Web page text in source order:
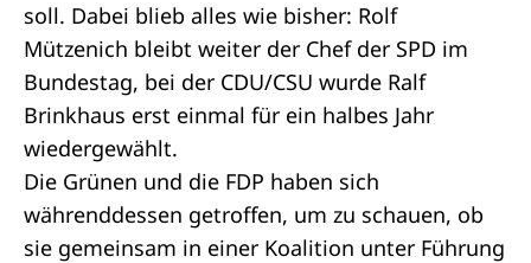
soll. Dabei blieb alles wie bisher: Rolf
Mützenich bleibt weiter der Chef der SPD im
Bundestag, bei der CDU/CSU wurde Ralf
Brinkhaus erst einmal für ein halbes Jahr
wiedergewählt.
Die Grünen und die FDP haben sich
währenddessen getroffen, um zu schauen, ob
sie gemeinsam in einer Koalition unter Führung